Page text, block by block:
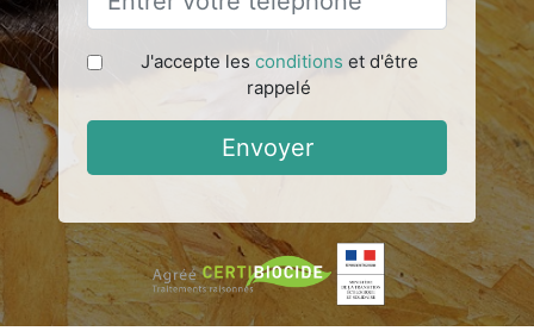
J'accepte les conditions et d'être
rappelé
Envoyer